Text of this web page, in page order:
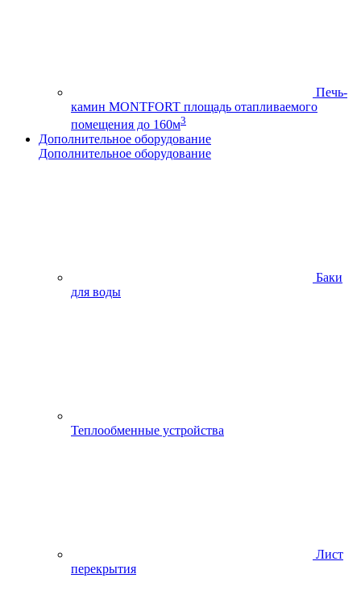
Печь-
камин MONTFORT площадь отапливаемого
помещения до 160м3
Дополнительное оборудование
Дополнительное оборудование
Баки
для воды
Теплообменные устройства
Лист
перекрытия